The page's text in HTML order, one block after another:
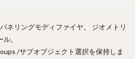
ネリングモディファイヤ。 ジオメトリ
。
/サブオブジェクト選択を保持しま